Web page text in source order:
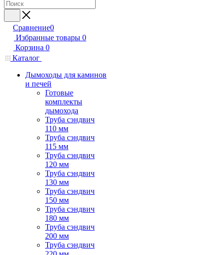
Сравнение0
Избранные товары 0
Корзина 0
Каталог
Дымоходы для каминов
и печей
Готовые
комплекты
дымохода
Труба сэндвич
110 мм
Труба сэндвич
115 мм
Труба сэндвич
120 мм
Труба сэндвич
130 мм
Труба сэндвич
150 мм
Труба сэндвич
180 мм
Труба сэндвич
200 мм
Труба сэндвич